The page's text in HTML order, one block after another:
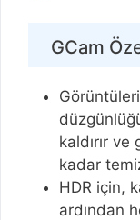
GCam
kaldırır
kadar
HDR için,
ardından